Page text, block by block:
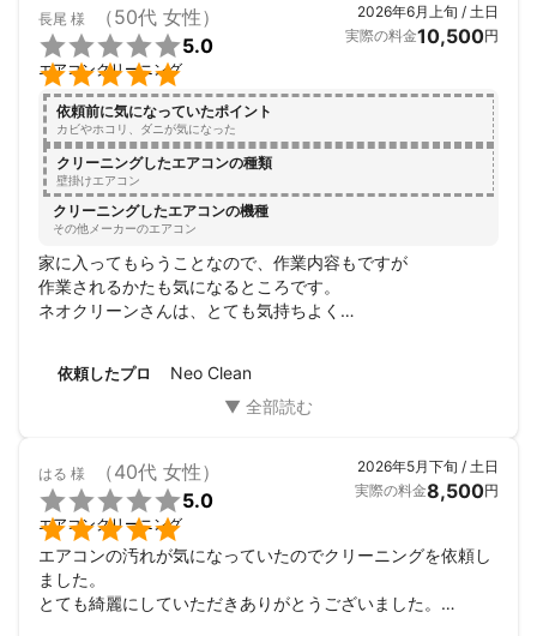
けでは無く、家族ペットにまで気を遣っていただきながら作
業していただき、我が家としては大変満足しております。
次回もお願いしたいと思っております。
長尾 様 （50代 女性）


5.0
エアコンクリーニング
2026年6月上旬 / 土日
実際の料金10,500円
依頼前に気になっていたポイント
カビやホコリ、ダニが気になった
クリーニングしたエアコンの種類
壁掛けエアコン
クリーニングしたエアコンの機種
その他メーカーのエアコン
家に入ってもらうことなので、作業内容もですが
作業されるかたも気になるところです。
ネオクリーンさんは、とても気持ちよく
また、お願いしたいです。
ありがとうございました。
依頼したプロ Neo Clean
はる 様 （40代 女性）


5.0
エアコンクリーニング
2026年5月下旬 / 土日
実際の料金8,500円
エアコンの汚れが気になっていたのでクリーニングを依頼し
ました。
とても綺麗にしていただきありがとうございました。